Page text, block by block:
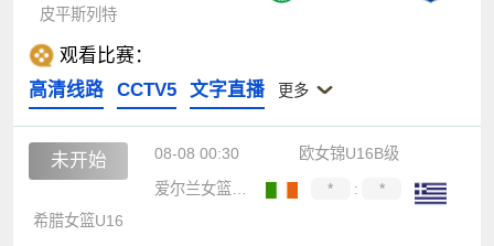
皮平斯列特
观看比赛：
高清线路
CCTV5 文字直播 更多
未开始 08-08 00:30
欧女锦U16B级
爱尔兰女篮U16
* :
*
希腊女篮U16